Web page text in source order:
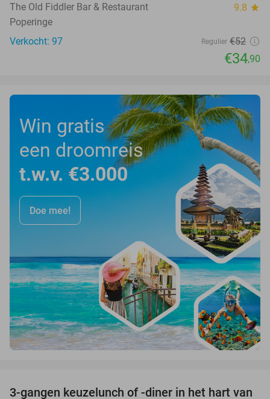
The Old Fiddler Bar & Restaurant 9.8 star
Poperinge
Verkocht: 97
Regulier €52
€34,90
Win gratis
een droomreis
t.w.v. €3.000
Doe mee!
3-gangen keuzelunch of -diner in het hart van